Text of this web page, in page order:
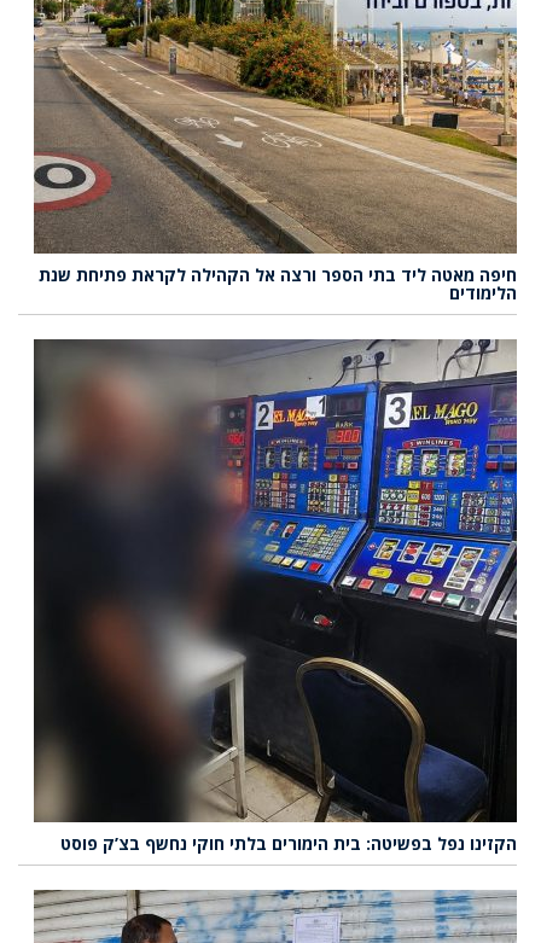
חיפה מאטה ליד בתי הספר ורצה אל הקהילה לקראת פתיחת שנת
הלימודים
הקזינו נפל בפשיטה: בית הימורים בלתי חוקי נחשף בצ’ק פוסט